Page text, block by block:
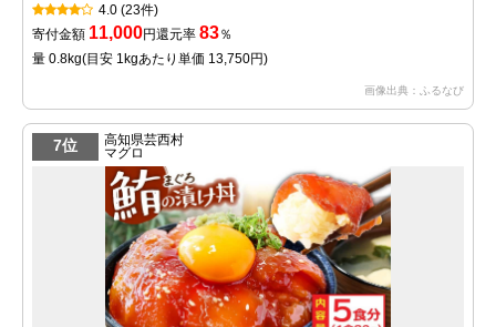
4.0 (23件)
寄付金額 11,000円還元率 83％
量 0.8kg(目安 1kgあたり単価 13,750円)
画像出典：ふるなび
7位
高知県芸西村
マグロ